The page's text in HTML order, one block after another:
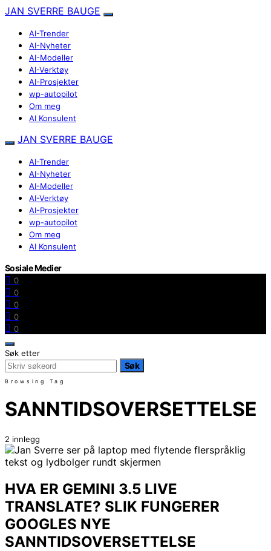
JAN SVERRE BAUGE
AI-Trender
AI-Nyheter
AI-Modeller
AI-Verktøy
AI-Prosjekter
wp-autopilot
Om meg
AI Konsulent
JAN SVERRE BAUGE
AI-Trender
AI-Nyheter
AI-Modeller
AI-Verktøy
AI-Prosjekter
wp-autopilot
Om meg
AI Konsulent
Sosiale Medier
0
0
0
0
0
Søk etter
Søk
Browsing Tag
SANNTIDSOVERSETTELSE
2 innlegg
HVA ER GEMINI 3.5 LIVE
TRANSLATE? SLIK FUNGERER
GOOGLES NYE
SANNTIDSOVERSETTELSE